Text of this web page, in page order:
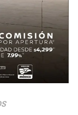
manteniendo la
líneas y buscó
careció de
optó por
al contragolpe.
de Piero
revisión del VAR,